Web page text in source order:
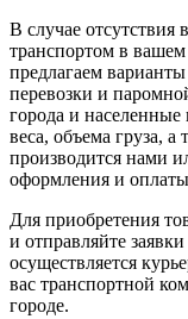
В случае
транспортом в
предлагаем
перевозки и
города и
веса, объема груза, а
производится нами
оформления и оплаты
Для приобретения
и отправляйте заявки
осуществляется
вас транспортной
городе.